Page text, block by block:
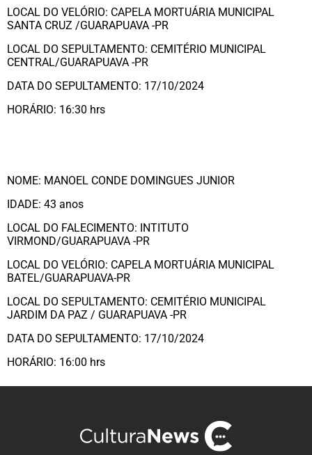
LOCAL DO VELÓRIO: CAPELA MORTUÁRIA MUNICIPAL
SANTA CRUZ /GUARAPUAVA -PR
LOCAL DO SEPULTAMENTO: CEMITÉRIO MUNICIPAL
CENTRAL/GUARAPUAVA -PR
DATA DO SEPULTAMENTO: 17/10/2024
HORÁRIO: 16:30 hrs
NOME: MANOEL CONDE DOMINGUES JUNIOR
IDADE: 43 anos
LOCAL DO FALECIMENTO: INTITUTO
VIRMOND/GUARAPUAVA -PR
LOCAL DO VELÓRIO: CAPELA MORTUÁRIA MUNICIPAL
BATEL/GUARAPUAVA-PR
LOCAL DO SEPULTAMENTO: CEMITÉRIO MUNICIPAL
JARDIM DA PAZ / GUARAPUAVA -PR
DATA DO SEPULTAMENTO: 17/10/2024
HORÁRIO: 16:00 hrs